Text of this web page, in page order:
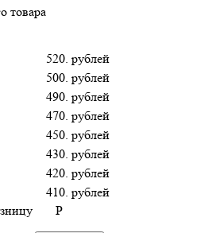
товара
520. рублей
500. рублей
490. рублей
470. рублей
450. рублей
430. рублей
420. рублей
410. рублей
P